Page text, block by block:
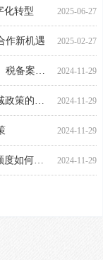
更多 ꅀ
2025-06-27
化转型
2025-02-27
作新机遇
2024-11-29
2024-11-29
2024-11-29
2024-11-29